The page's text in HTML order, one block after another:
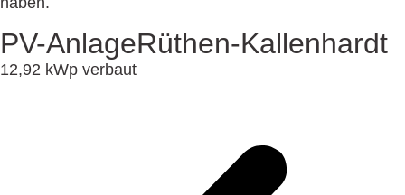
PV-AnlageRüthen-Kallenhardt
12,92 kWp verbaut